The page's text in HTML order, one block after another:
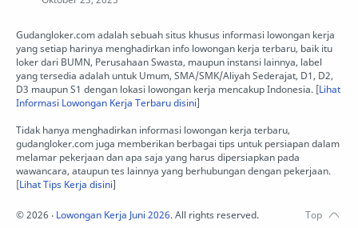
Gudangloker.com adalah sebuah situs khusus informasi lowongan kerja
yang setiap harinya menghadirkan info lowongan kerja terbaru, baik itu
loker dari BUMN, Perusahaan Swasta, maupun instansi lainnya, label
yang tersedia adalah untuk Umum, SMA/SMK/Aliyah Sederajat, D1, D2,
D3 maupun S1 dengan lokasi lowongan kerja mencakup Indonesia. [Lihat
Informasi Lowongan Kerja Terbaru disini]
Tidak hanya menghadirkan informasi lowongan kerja terbaru,
gudangloker.com juga memberikan berbagai tips untuk persiapan dalam
melamar pekerjaan dan apa saja yang harus dipersiapkan pada
wawancara, ataupun tes lainnya yang berhubungan dengan pekerjaan.
[Lihat Tips Kerja disini]
©2026 ‧ Lowongan Kerja Juni 2026. All rights reserved.